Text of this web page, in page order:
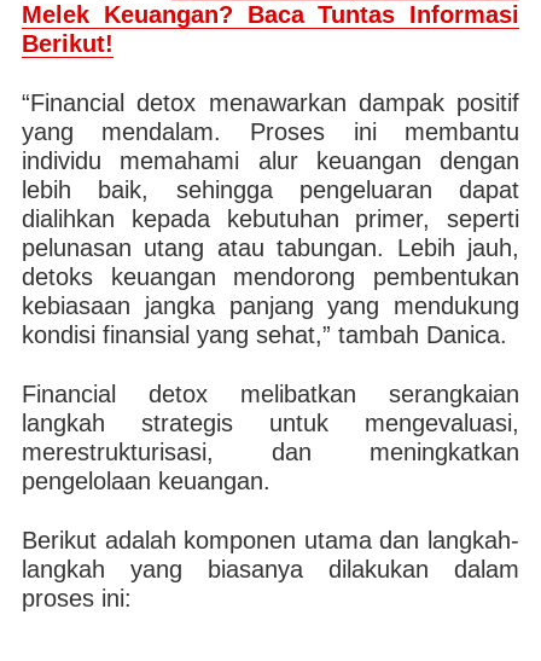
Melek Keuangan? Baca Tuntas Informasi
Berikut!
“Financial detox menawarkan dampak positif
yang mendalam. Proses ini membantu
individu memahami alur keuangan dengan
lebih baik, sehingga pengeluaran dapat
dialihkan kepada kebutuhan primer, seperti
pelunasan utang atau tabungan. Lebih jauh,
detoks keuangan mendorong pembentukan
kebiasaan jangka panjang yang mendukung
kondisi finansial yang sehat,” tambah Danica.
Financial detox melibatkan serangkaian
langkah strategis untuk mengevaluasi,
merestrukturisasi, dan meningkatkan
pengelolaan keuangan.
Berikut adalah komponen utama dan langkah-
langkah yang biasanya dilakukan dalam
proses ini: